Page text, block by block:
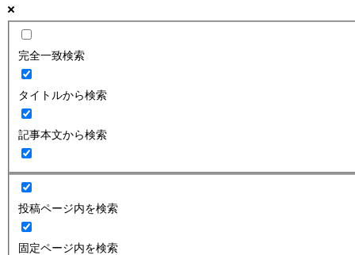
完全一致検索
タイトルから検索
記事本文から検索
投稿ページ内を検索
固定ページ内を検索